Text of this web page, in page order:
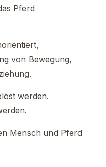
Pferd
von Bewegung,
werden.